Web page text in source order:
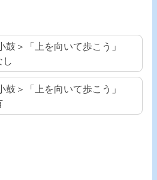
鼓＞「上を向いて歩こう」
鼓＞「上を向いて歩こう」